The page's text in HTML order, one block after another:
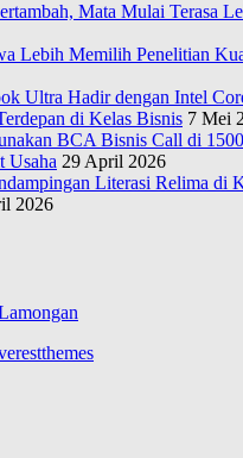
Mata Mulai Terasa
Lebih Memilih Penelitian
Ultra Hadir dengan Intel
di Kelas Bisnis 7 Mei
BCA Bisnis Call di
Usaha 29 April 2026
Literasi Relima di
2026